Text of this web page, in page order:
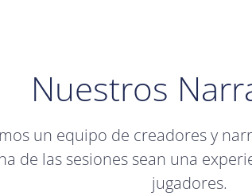
Nuestros
un equipo de creadores y
de las sesiones sean una
jugadores.